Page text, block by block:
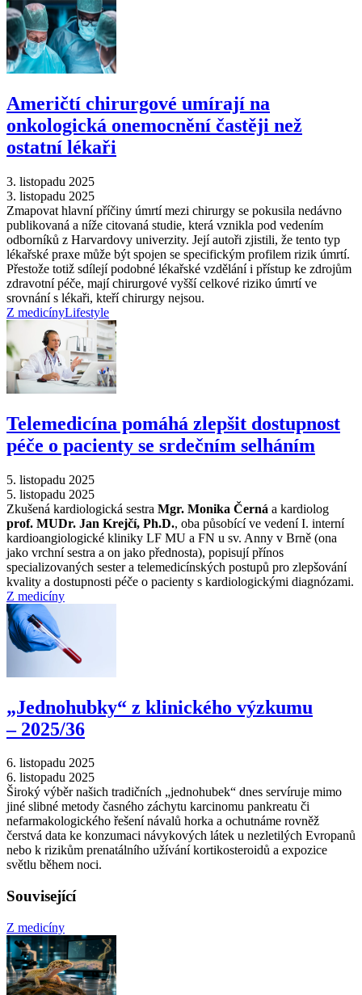
Američtí chirurgové umírají na
onkologická onemocnění častěji než
ostatní lékaři
3. listopadu 2025
3. listopadu 2025
Zmapovat hlavní příčiny úmrtí mezi chirurgy se pokusila nedávno
publikovaná a níže citovaná studie, která vznikla pod vedením
odborníků z Harvardovy univerzity. Její autoři zjistili, že tento typ
lékařské praxe může být spojen se specifickým profilem rizik úmrtí.
Přestože totiž sdílejí podobné lékařské vzdělání i přístup ke zdrojům
zdravotní péče, mají chirurgové vyšší celkové riziko úmrtí ve
srovnání s lékaři, kteří chirurgy nejsou.
Z medicínyLifestyle
Telemedicína pomáhá zlepšit dostupnost
péče o pacienty se srdečním selháním
5. listopadu 2025
5. listopadu 2025
Zkušená kardiologická sestra Mgr. Monika Černá a kardiolog
prof. MUDr. Jan Krejčí, Ph.D., oba působící ve vedení I. interní
kardioangiologické kliniky LF MU a FN u sv. Anny v Brně (ona
jako vrchní sestra a on jako přednosta), popisují přínos
specializovaných sester a telemedicínských postupů pro zlepšování
kvality a dostupnosti péče o pacienty s kardiologickými diagnózami.
Z medicíny
„Jednohubky“ z klinického výzkumu
–⁠ 2025/36
6. listopadu 2025
6. listopadu 2025
Široký výběr našich tradičních „jednohubek“ dnes servíruje mimo
jiné slibné metody časného záchytu karcinomu pankreatu či
nefarmakologického řešení návalů horka a ochutnáme rovněž
čerstvá data ke konzumaci návykových látek u nezletilých Evropanů
nebo k rizikům prenatálního užívání kortikosteroidů a expozice
světlu během noci.
Související
Z medicíny